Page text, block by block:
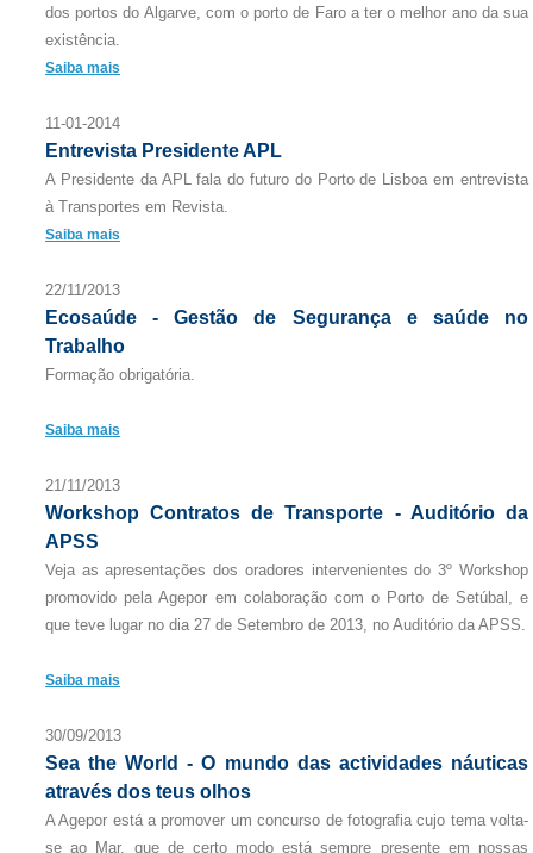
dos portos do Algarve, com o porto de Faro a ter o melhor ano da sua
existência.
Saiba mais
11-01-2014
Entrevista Presidente APL
A Presidente da APL fala do futuro do Porto de Lisboa em entrevista
à Transportes em Revista.
Saiba mais
22/11/2013
Ecosaúde - Gestão de Segurança e saúde no
Trabalho
Formação obrigatória.
Saiba mais
21/11/2013
Workshop Contratos de Transporte - Auditório da
APSS
Veja as apresentações dos oradores intervenientes do 3º Workshop
promovido pela Agepor em colaboração com o Porto de Setúbal, e
que teve lugar no dia 27 de Setembro de 2013, no Auditório da APSS.
Saiba mais
30/09/2013
Sea the World - O mundo das actividades náuticas
através dos teus olhos
A Agepor está a promover um concurso de fotografia cujo tema volta-
se ao Mar, que de certo modo está sempre presente em nossas